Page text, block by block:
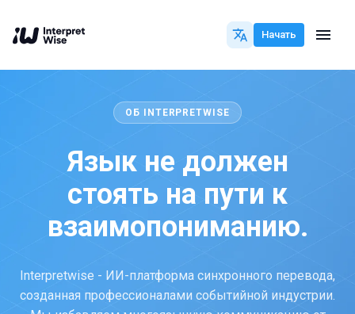
Начать
ОБ INTERPRETWISE
Язык не должен
стоять на пути к
взаимопониманию.
Interpretwise - ИИ-платформа синхронного перевода,
созданная профессионалами событийной индустрии.